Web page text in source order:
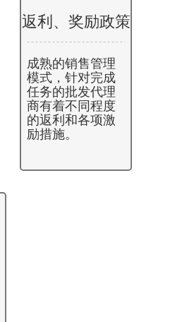
返利、奖励政策
成熟的销售管理
模式，针对完成
任务的批发代理
商有着不同程度
的返利和各项激
励措施。